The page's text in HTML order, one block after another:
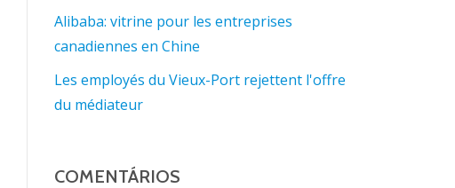
Alibaba: vitrine pour les entreprises
canadiennes en Chine
Les employés du Vieux-Port rejettent l'offre
du médiateur
COMENTÁRIOS